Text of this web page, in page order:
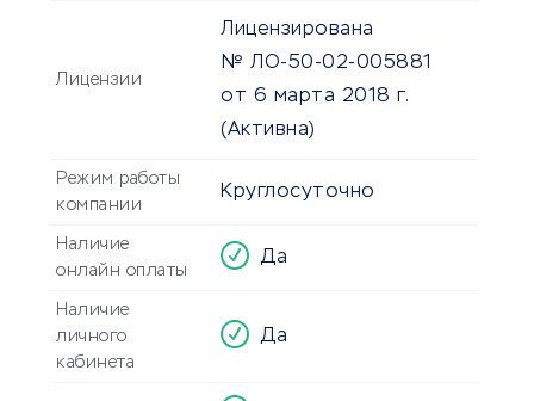
Лицензии
Лицензирована
№ ЛО‑50‑02‑005881
от 6 марта 2018 г.
(Активна)
Режим работы
компании
Круглосуточно
Наличие
онлайн оплаты
Да
Наличие
личного
кабинета
Да